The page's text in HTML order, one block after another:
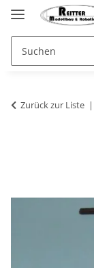
Zurück zur Liste